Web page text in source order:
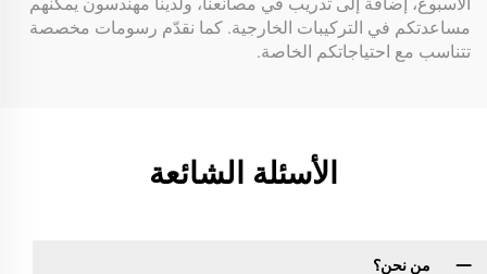
مساعدتكم في التركيبات الخارجية. كما نقدّم رسومات مخصصة
تتناسب مع احتياجاتكم الخاصة.
الأسئلة الشائعة
من نحن؟